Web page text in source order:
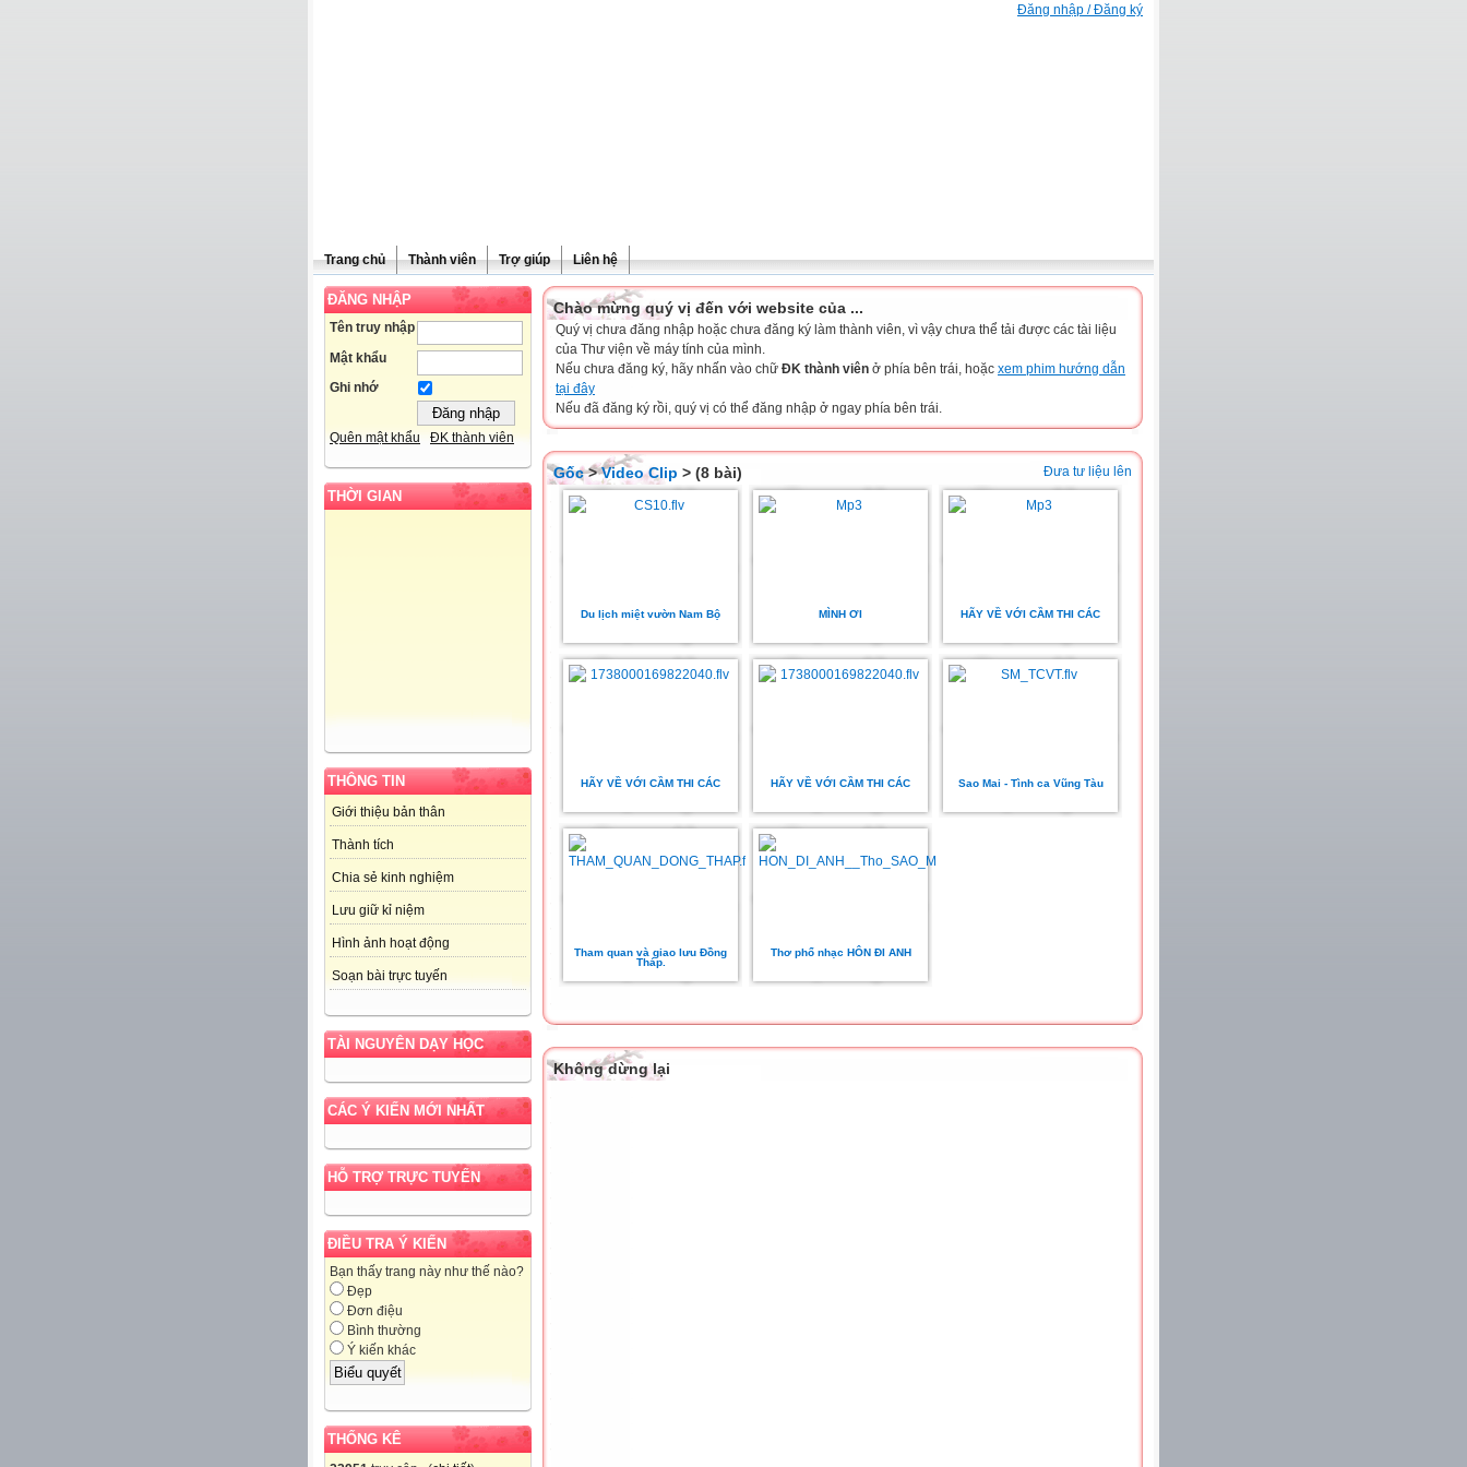
Đăng nhập / Đăng ký
Trang chủ Thành viên Trợ giúp Liên hệ
ĐĂNG NHẬP
Tên truy nhập
Mật khẩu
Ghi nhớ
Quên mật khẩu ĐK thành viên
THỜI GIAN
THÔNG TIN
Giới thiệu bản thân
Thành tích
Chia sẻ kinh nghiệm
Lưu giữ kỉ niệm
Hình ảnh hoạt động
Soạn bài trực tuyến
TÀI NGUYÊN DẠY HỌC
CÁC Ý KIẾN MỚI NHẤT
HỖ TRỢ TRỰC TUYẾN
ĐIỀU TRA Ý KIẾN
Bạn thấy trang này như thế nào?
Đẹp
Đơn điệu
Bình thường
Ý kiến khác
THỐNG KÊ
Chào mừng quý vị đến với website của ...
Quý vị chưa đăng nhập hoặc chưa đăng ký làm thành viên, vì vậy chưa thể tải được các tài liệu
của Thư viện về máy tính của mình.
Nếu chưa đăng ký, hãy nhấn vào chữ ĐK thành viên ở phía bên trái, hoặc xem phim hướng dẫn
tại đây
Nếu đã đăng ký rồi, quý vị có thể đăng nhập ở ngay phía bên trái.
Đưa tư liệu lên
Gốc>Video Clip > (8 bài)
Du lịch miệt vườn Nam Bộ MÌNH ƠI HÃY VỀ VỚI CẦM THI CÁC
HÃY VỀ VỚI CẦM THI CÁC HÃY VỀ VỚI CẦM THI CÁC Sao Mai - Tình ca Vũng Tàu
Tham quan và giao lưu Đồng
Tháp.
Thơ phổ nhạc HÔN ĐI ANH
Không dừng lại